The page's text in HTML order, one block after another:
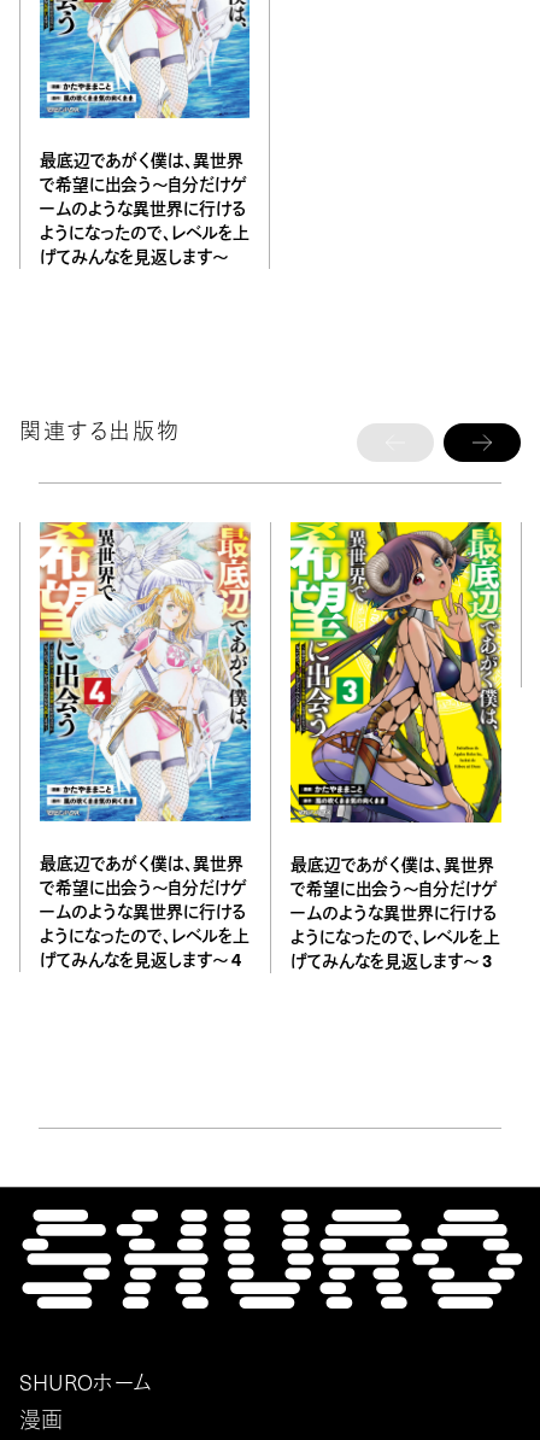
最底辺であがく僕は、異世界
で希望に出会う～自分だけゲ
ームのような異世界に行ける
ようになったので、レベルを上
げてみんなを見返します〜
関連する出版物
最底辺であがく僕は、異世界
で希望に出会う～自分だけゲ
ームのような異世界に行ける
ようになったので、レベルを上
げてみんなを見返します〜 4
最底辺であがく僕は、異世界
で希望に出会う～自分だけゲ
ームのような異世界に行ける
ようになったので、レベルを上
げてみんなを見返します〜 3
SHUROホーム
漫画